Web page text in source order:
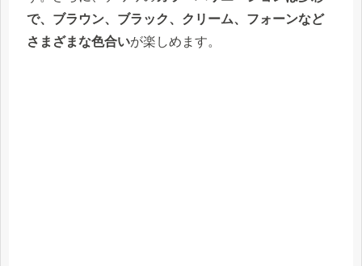
で、ブラウン、ブラック、クリーム、フォーンなど
さまざまな色合いが楽しめます。